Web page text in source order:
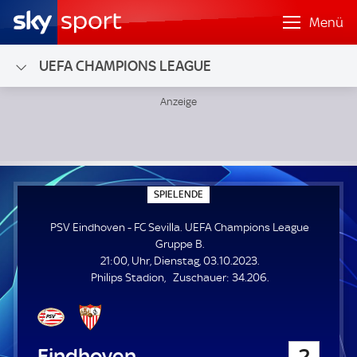
Menü
UEFA CHAMPIONS LEAGUE
PSV Eindhoven - FC Sevilla; UEFA Champions League
SPIELENDE
P
E
E
N
E
PSV Eindhoven - FC Sevilla. UEFA Champions League
Gruppe B.
21:00, Uhr, Dienstag, 03.10.2023.
Philips Stadion
Zuschauer: Z
34.206.